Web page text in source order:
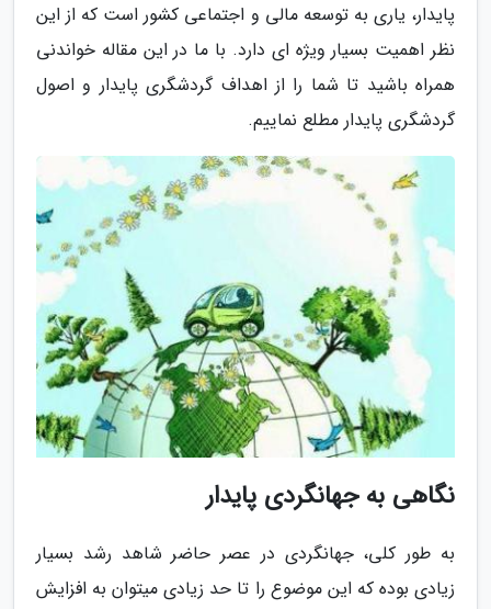
پایدار، یاری به توسعه مالی و اجتماعی کشور است که از این
نظر اهمیت بسیار ویژه ای دارد. با ما در این مقاله خواندنی
همراه باشید تا شما را از اهداف گردشگری پایدار و اصول
گردشگری پایدار مطلع نماییم.
نگاهی به جهانگردی پایدار
به طور کلی، جهانگردی در عصر حاضر شاهد رشد بسیار
زیادی بوده که این موضوع را تا حد زیادی میتوان به افزایش